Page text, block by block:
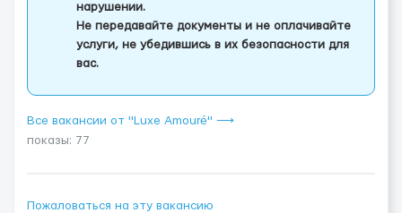
нарушении.
Не передавайте документы и не оплачивайте
услуги, не убедившись в их безопасности для
вас.
Все вакансии от "Luxe Amouré" ⟶
показы: 77
Пожаловаться на эту вакансию